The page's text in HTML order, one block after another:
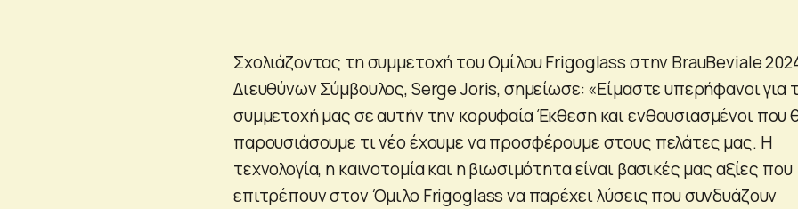
Σχολιάζοντας τη συμμετοχή του Ομίλου Frigoglass στην BrauBeviale
Διευθύνων Σύμβουλος, Serge Joris, σημείωσε: «Είμαστε υπερήφανοι για
συμμετοχή μας σε αυτήν την κορυφαία Έκθεση και ενθουσιασμένοι που
παρουσιάσουμε τι νέο έχουμε να προσφέρουμε στους πελάτες μας. Η
τεχνολογία, η καινοτομία και η βιωσιμότητα είναι βασικές μας αξίες που
επιτρέπουν στον Όμιλο Frigoglass να παρέχει λύσεις που συνδυάζουν